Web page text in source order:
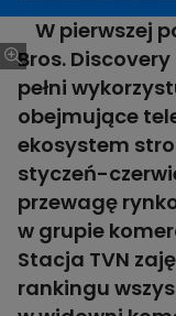
W pierwszej
Bros.
pełni
obejmujące
ekosystem
styczeń-
przewagę
w grupie
Stacja TVN
rankingu